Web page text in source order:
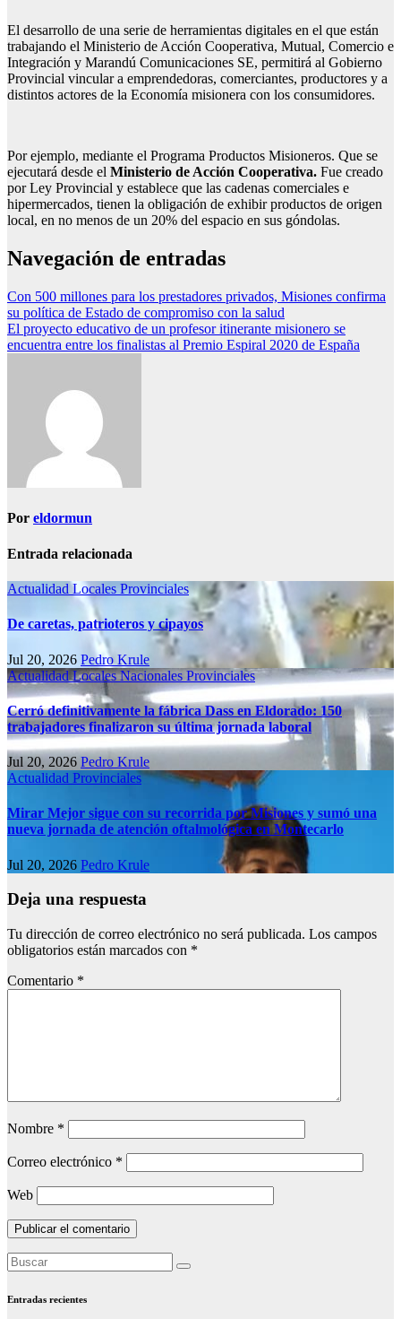
El desarrollo de una serie de herramientas digitales en el que están
trabajando el Ministerio de Acción Cooperativa, Mutual, Comercio e
Integración y Marandú Comunicaciones SE, permitirá al Gobierno
Provincial vincular a emprendedoras, comerciantes, productores y a
distintos actores de la Economía misionera con los consumidores.
Por ejemplo, mediante el Programa Productos Misioneros. Que se
ejecutará desde el Ministerio de Acción Cooperativa. Fue creado
por Ley Provincial y establece que las cadenas comerciales e
hipermercados, tienen la obligación de exhibir productos de origen
local, en no menos de un 20% del espacio en sus góndolas.
Navegación de entradas
Con 500 millones para los prestadores privados, Misiones confirma
su política de Estado de compromiso con la salud
El proyecto educativo de un profesor itinerante misionero se
encuentra entre los finalistas al Premio Espiral 2020 de España
Por eldormun
Entrada relacionada
ActualidadLocales Provinciales
De caretas, patrioteros y cipayos
Jul 20, 2026 Pedro Krule
ActualidadLocalesNacionales Provinciales
Cerró definitivamente la fábrica Dass en Eldorado: 150
trabajadores finalizaron su última jornada laboral
Jul 20, 2026 Pedro Krule
Actualidad Provinciales
Mirar Mejor sigue con su recorrida por Misiones y sumó una
nueva jornada de atención oftalmológica en Montecarlo
Jul 20, 2026 Pedro Krule
Deja una respuesta
Tu dirección de correo electrónico no será publicada. Los campos
obligatorios están marcados con *
Comentario *
Nombre *
Correo electrónico *
Web
Entradas recientes